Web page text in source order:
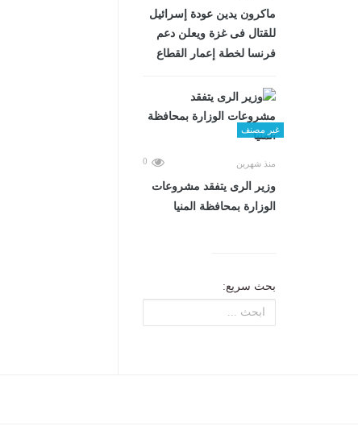
ماكرون يدين عودة إسرائيل
للقتال فى غزة ويعلن دعم
فرنسا لخطة إعمار القطاع
غير مصنف
منذ شهرين 0
وزير الرى يتفقد مشروعات
الوزارة بمحافظة المنيا
بحث سريع: